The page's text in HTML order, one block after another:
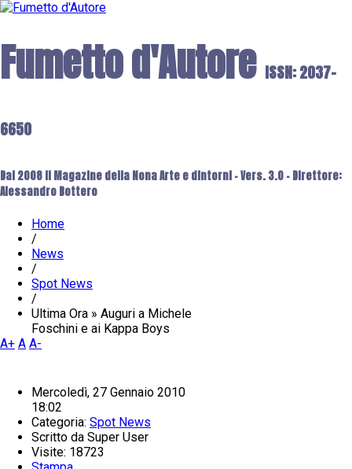
Fumetto d'Autore ISSN: 2037-
6650
Dal 2008 il Magazine della Nona Arte e dintorni - Vers. 3.0 - Direttore:
Alessandro Bottero
Home
/
News
/
Spot News
/
Ultima Ora » Auguri a Michele
Foschini e ai Kappa Boys
A+ A A-
Mercoledì, 27 Gennaio 2010
18:02
Categoria: Spot News
Scritto da Super User
Visite: 18723